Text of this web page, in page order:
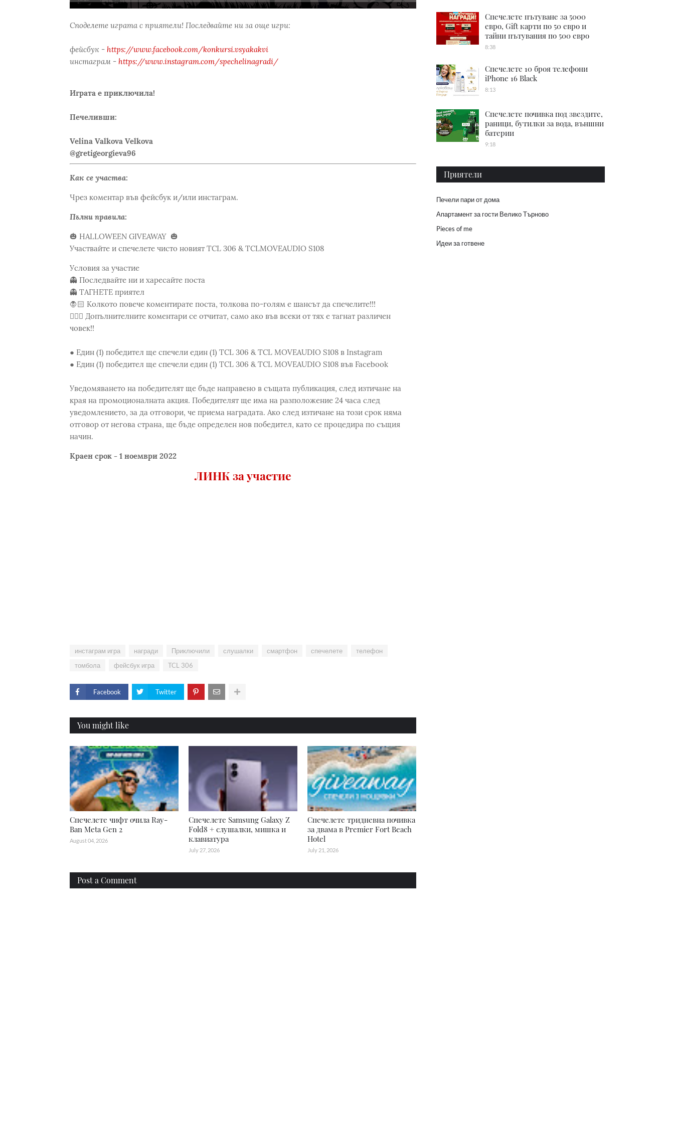
Споделете играта с приятели! Последвайте ни за още игри:
фейсбук - https://www.facebook.com/konkursi.vsyakakvi
инстаграм - https://www.instagram.com/spechelinagradi/
Играта е приключила!
Печеливши:
Velina Valkova Velkova
@gretigeorgieva96
Как се участва:
Чрез коментар във фейсбук и/или инстаграм.
Пълни правила:
🎃 HALLOWEEN GIVEAWAY 🎃
Участвайте и спечелете чисто новият TCL 306 & TCLMOVEAUDIO S108
Условия за участие
👻 Последвайте ни и харесайте поста
👻 ТАГНЕТЕ приятел
🧛🏻 Колкото повече коментирате поста, толкова по-голям е шансът да спечелите!!!⁣
🧛🏻‍♀️ Допълнителните коментари се отчитат, само ако във всеки от тях е тагнат различен
човек!!
● Един (1) победител ще спечели един (1) TCL 306 & TCL MOVEAUDIO S108 в Instagram
● Един (1) победител ще спечели един (1) TCL 306 & TCL MOVEAUDIO S108 във Facebook
Уведомяването на победителят ще бъде направено в същата публикация, след изтичане на
края на промоционалната акция. Победителят ще има на разположение 24 часа след
уведомлението, за да отговори, че приема наградата. Ако след изтичане на този срок няма
отговор от негова страна, ще бъде определен нов победител, като се процедира по същия
начин.
Краен срок - 1 ноември 2022
ЛИНК за участие
инстаграм игра награди Приключили слушалки смартфон спечелете
телефон
томбола
фейсбук игра TCL 306
Facebook Twitter
You might like
Спечелете чифт очила Ray-
Ban Meta Gen 2
August 04, 2026
Спечелете Samsung Galaxy Z
Fold8 + слушалки, мишка и
клавиатура
July 27, 2026
Спечелете тридневна почивка
за двама в Premier Fort Beach
Hotel
July 21, 2026
Post a Comment
Спечелете пътуване за 5000
евро, Gift карти по 50 евро и
тайни пътувания по 500 евро
8:38
Спечелете 10 броя телефони
iPhone 16 Black
8:13
Спечелете почивка под звездите,
раници, бутилки за вода, външни
батерии
9:18
Приятели
Печели пари от дома
Апартамент за гости Велико Търново
Pieces of me
Идеи за готвене